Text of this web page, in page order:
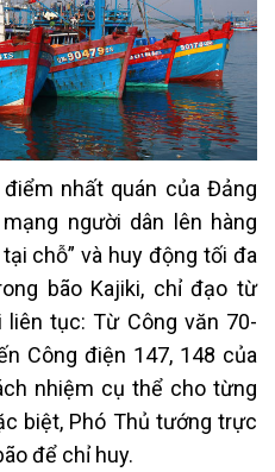
nhất quán của Đảng
người dân lên hàng
chỗ” và huy động tối đa
bão Kajiki, chỉ đạo từ
tục: Từ Công văn 70-
Công điện 147, 148 của
nhiệm cụ thể cho từng
biệt, Phó Thủ tướng trực
để chỉ huy.